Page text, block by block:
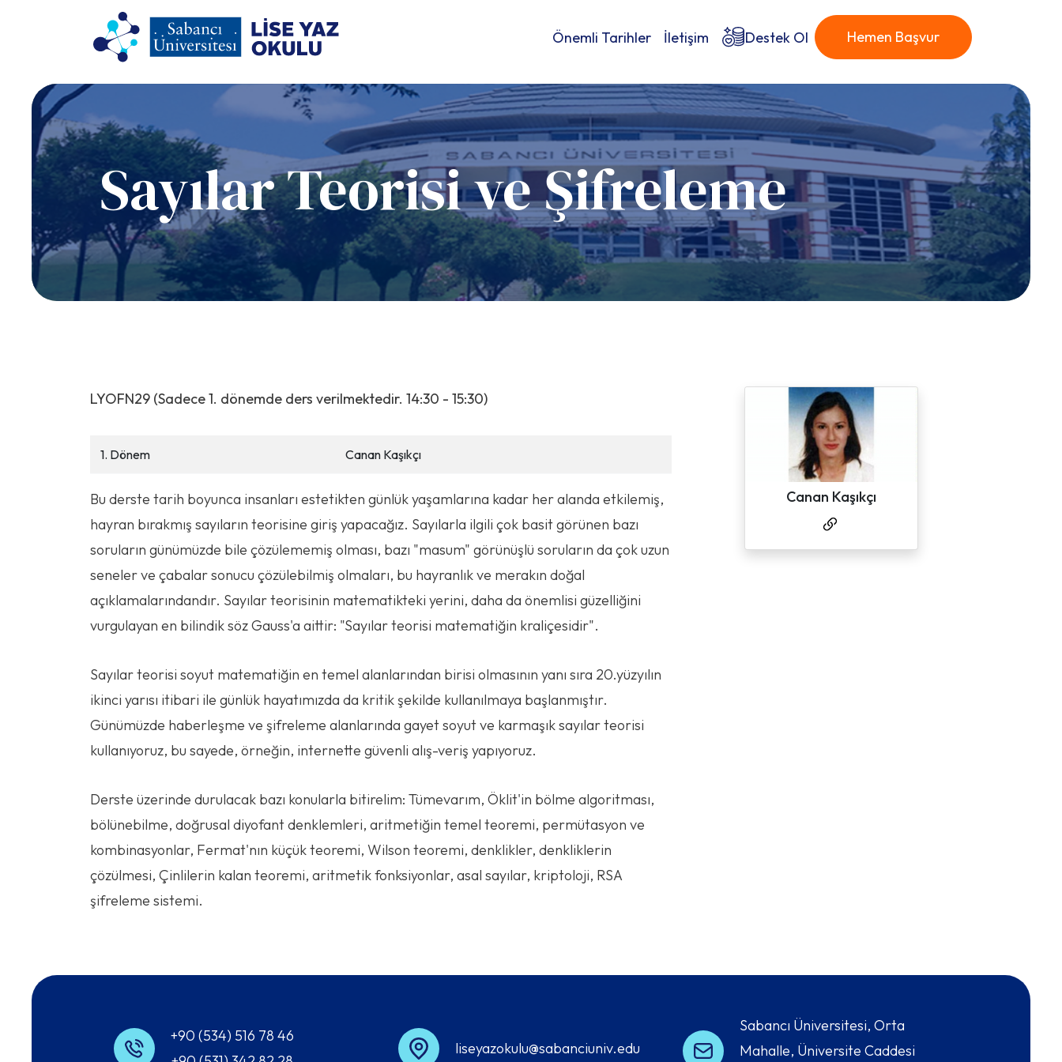
gezinti
menüsü
Önemli Tarihler İletişim Destek Ol Hemen Başvur
Sayılar Teorisi ve Şifreleme
LYOFN29 (Sadece 1. dönemde ders verilmektedir. 14:30 - 15:30)
1. Dönem Canan Kaşıkçı
Bu derste tarih boyunca insanları estetikten günlük yaşamlarına kadar her alanda etkilemiş,
hayran bırakmış sayıların teorisine giriş yapacağız. Sayılarla ilgili çok basit görünen bazı
soruların günümüzde bile çözülememiş olması, bazı "masum" görünüşlü soruların da çok uzun
seneler ve çabalar sonucu çözülebilmiş olmaları, bu hayranlık ve merakın doğal
açıklamalarındandır. Sayılar teorisinin matematikteki yerini, daha da önemlisi güzelliğini
vurgulayan en bilindik söz Gauss'a aittir: "Sayılar teorisi matematiğin kraliçesidir".
Sayılar teorisi soyut matematiğin en temel alanlarından birisi olmasının yanı sıra 20.yüzyılın
ikinci yarısı itibari ile günlük hayatımızda da kritik şekilde kullanılmaya başlanmıştır.
Günümüzde haberleşme ve şifreleme alanlarında gayet soyut ve karmaşık sayılar teorisi
kullanıyoruz, bu sayede, örneğin, internette güvenli alış-veriş yapıyoruz.
Derste üzerinde durulacak bazı konularla bitirelim: Tümevarım, Öklit'in bölme algoritması,
bölünebilme, doğrusal diyofant denklemleri, aritmetiğin temel teoremi, permütasyon ve
kombinasyonlar, Fermat'nın küçük teoremi, Wilson teoremi, denklikler, denkliklerin
çözülmesi, Çinlilerin kalan teoremi, aritmetik fonksiyonlar, asal sayılar, kriptoloji, RSA
şifreleme sistemi.
Canan Kaşıkçı
+90 (534) 516 78 46
liseyazokulu@sabanciuniv.edu
Sabancı Üniversitesi, Orta
Mahalle, Üniversite Caddesi